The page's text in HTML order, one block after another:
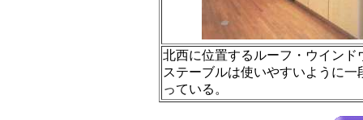
北西に位置するルーフ・ウインド
ステーブルは使いやすいように一
っている。